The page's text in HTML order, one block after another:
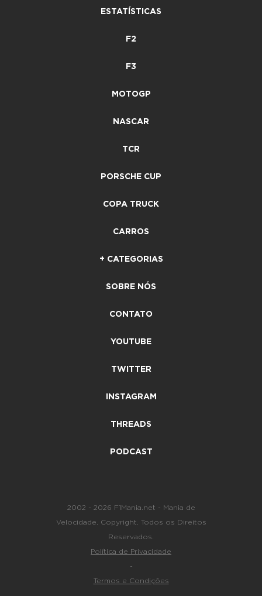
ESTATÍSTICAS
F2
F3
MOTOGP
NASCAR
TCR
PORSCHE CUP
COPA TRUCK
CARROS
+ CATEGORIAS
SOBRE NÓS
CONTATO
YOUTUBE
TWITTER
INSTAGRAM
THREADS
PODCAST
2002 - 2026 F1Mania.net - Mania de
Velocidade. Copyright. Todos os Direitos
Reservados.
Política de Privacidade
-
Termos e Condições